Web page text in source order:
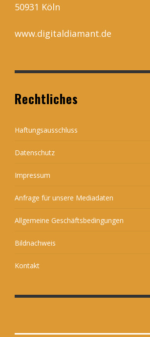
50931 Köln
www.digitaldiamant.de
Rechtliches
Haftungsausschluss
Datenschutz
Impressum
Anfrage für unsere Mediadaten
Allgemeine Geschäftsbedingungen
Bildnachweis
Kontakt